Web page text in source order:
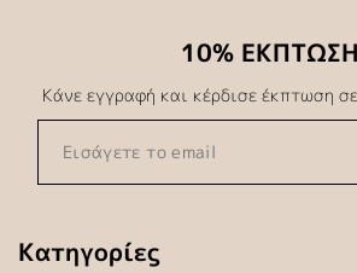
Κατηγορίες
10% ΕΚΠΤΩΣΗ
Κάνε εγγραφή και κέρδισε έκπτωση